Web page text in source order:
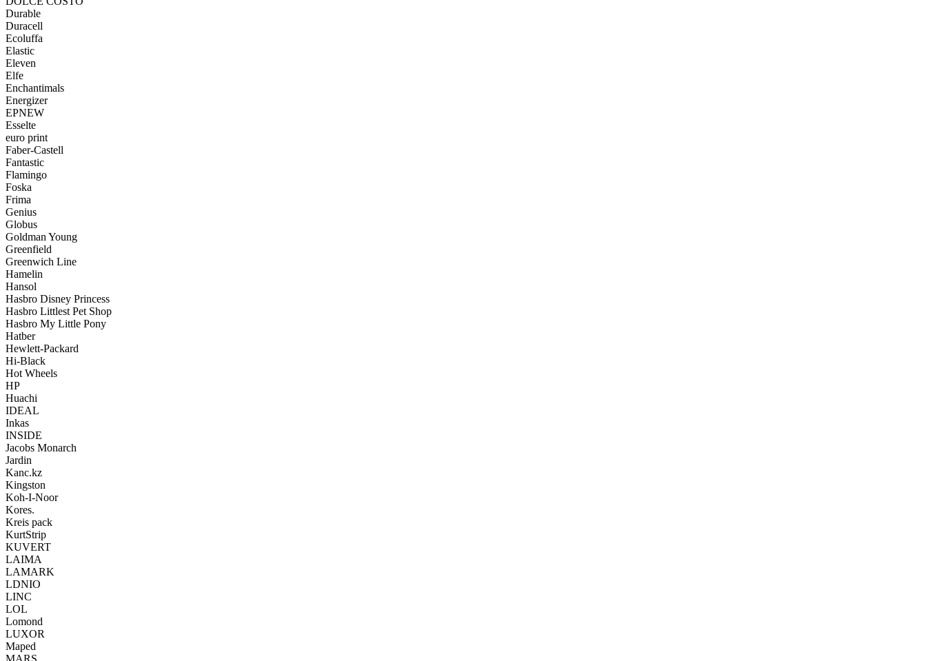
Durable
Duracell
Ecoluffa
Elastic
Eleven
Elfe
Enchantimals
Energizer
EPNEW
Esselte
euro print
Faber-Castell
Fantastic
Flamingo
Foska
Frima
Genius
Globus
Goldman Young
Greenfield
Greenwich Line
Hamelin
Hansol
Hasbro Disney Princess
Hasbro Littlest Pet Shop
Hasbro My Little Pony
Hatber
Hewlett-Packard
Hi-Black
Hot Wheels
HP
Huachi
IDEAL
Inkas
INSIDE
Jacobs Monarch
Jardin
Kanc.kz
Kingston
Koh-I-Noor
Kores.
Kreis pack
KurtStrip
KUVERT
LAIMA
LAMARK
LDNIO
LINC
LOL
Lomond
LUXOR
Maped
MARS